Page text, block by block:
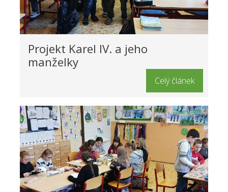
Projekt Karel IV. a jeho
manželky
Celý článek